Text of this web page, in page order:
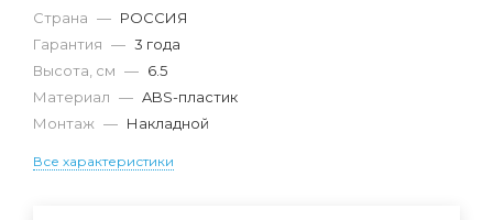
Страна — РОССИЯ
Гарантия — 3 года
Высота, см — 6.5
Материал — ABS-пластик
Монтаж — Накладной
Все характеристики